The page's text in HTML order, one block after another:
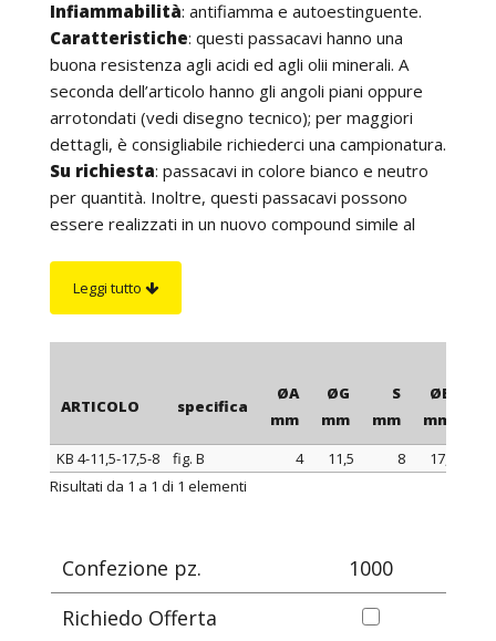
Infiammabilità: antifiamma e autoestinguente.
Caratteristiche: questi passacavi hanno una
buona resistenza agli acidi ed agli olii minerali. A
seconda dell’articolo hanno gli angoli piani oppure
arrotondati (vedi disegno tecnico); per maggiori
dettagli, è consigliabile richiederci una campionatura.
Su richiesta: passacavi in colore bianco e neutro
per quantità. Inoltre, questi passacavi possono
essere realizzati in un nuovo compound simile al
Leggi tutto
ARTICOLO specifica
ØA
mm
ØG
mm
S
mm
ØB
mm
ARTICOLO specifica
KB 4-11,5-17,5-8 fig. B 4 11,5 8 17,5
Risultati da 1 a 1 di 1 elementi
Confezione pz.
1000
Richiedo Offerta